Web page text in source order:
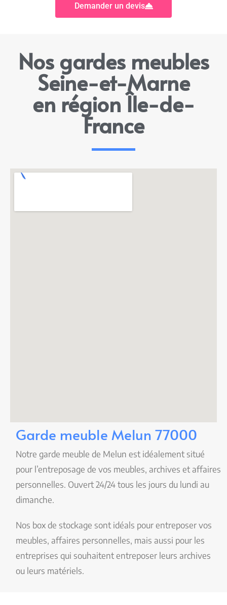
Demander un devis
Nos gardes meubles
Seine-et-Marne
en région Île-de-
France
Garde meuble Melun 77000
Notre garde meuble de Melun est idéalement situé
pour l’entreposage de vos meubles, archives et affaires
personnelles. Ouvert 24/24 tous les jours du lundi au
dimanche.
Nos box de stockage sont idéals pour entreposer vos
meubles, affaires personnelles, mais aussi pour les
entreprises qui souhaitent entreposer leurs archives
ou leurs matériels.